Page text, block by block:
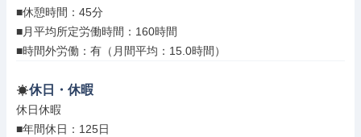
■休憩時間：45分
■月平均所定労働時間：160時間
■時間外労働：有（月間平均：15.0時間）
休日・休暇
休日休暇
■年間休日：125日